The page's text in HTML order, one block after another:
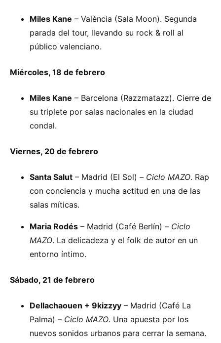
Miles Kane – València (Sala Moon). Segunda
parada del tour, llevando su rock & roll al
público valenciano.
Miércoles, 18 de febrero
Miles Kane – Barcelona (Razzmatazz). Cierre de
su triplete por salas nacionales en la ciudad
condal.
Viernes, 20 de febrero
Santa Salut – Madrid (El Sol) – Ciclo MAZO. Rap
con conciencia y mucha actitud en una de las
salas míticas.
Maria Rodés – Madrid (Café Berlín) – Ciclo
MAZO. La delicadeza y el folk de autor en un
entorno íntimo.
Sábado, 21 de febrero
Dellachaouen + 9kizzyy – Madrid (Café La
Palma) – Ciclo MAZO. Una apuesta por los
nuevos sonidos urbanos para cerrar la semana.